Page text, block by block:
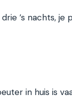
’s nachts,
in huis is